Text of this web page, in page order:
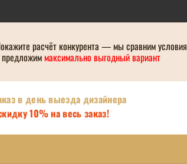
расчёт конкурента — мы сравним условия
максимально выгодный вариант
в день выезда дизайнера
10% на весь заказ!